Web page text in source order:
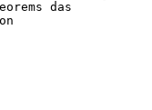
das